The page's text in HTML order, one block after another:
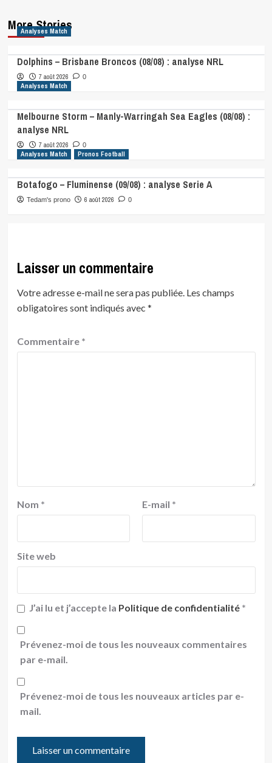
More Stories
Analyses Match
Dolphins – Brisbane Broncos (08/08) : analyse NRL
7 août 2026 0
Analyses Match
Melbourne Storm – Manly-Warringah Sea Eagles (08/08) :
analyse NRL
7 août 2026 0
Analyses Match Pronos Football
Botafogo – Fluminense (09/08) : analyse Serie A
Tedam's prono 6 août 2026 0
Laisser un commentaire
Votre adresse e-mail ne sera pas publiée. Les champs
obligatoires sont indiqués avec *
Commentaire *
Nom * E-mail *
Site web
J’ai lu et j’accepte la Politique de confidentialité *
Prévenez-moi de tous les nouveaux commentaires
par e-mail.
Prévenez-moi de tous les nouveaux articles par e-
mail.